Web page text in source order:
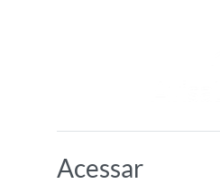
Acessar